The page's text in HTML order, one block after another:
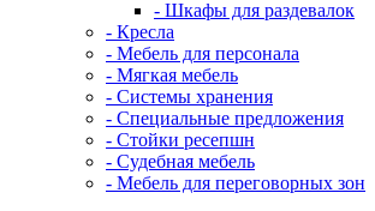
- Шкафы для раздевалок
- Кресла
- Мебель для персонала
- Мягкая мебель
- Системы хранения
- Специальные предложения
- Стойки ресепшн
- Судебная мебель
- Мебель для переговорных зон